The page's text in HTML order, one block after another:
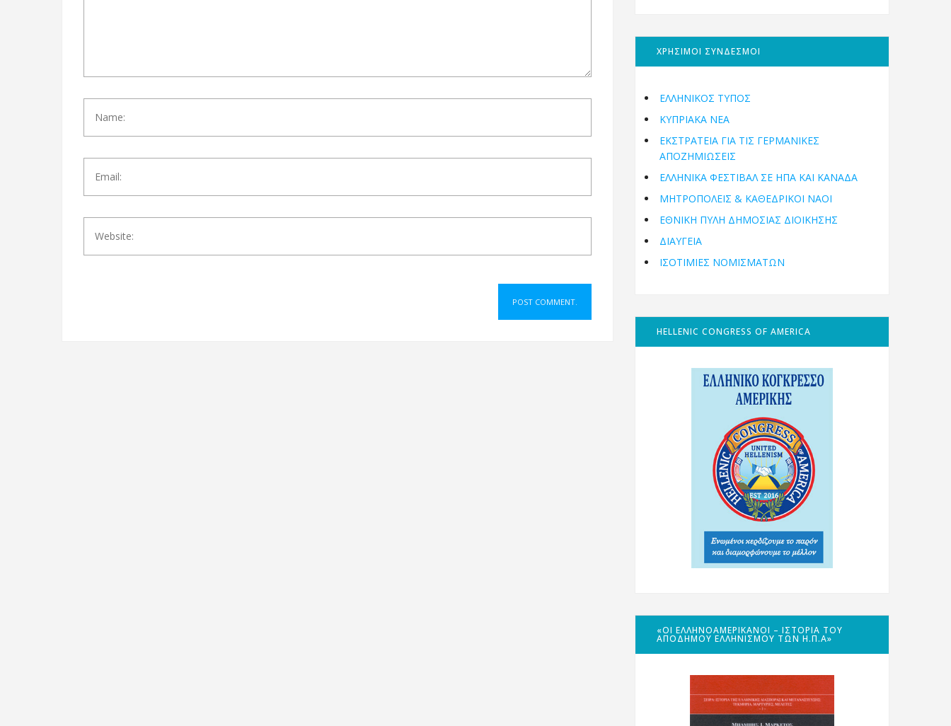
ΧΡΗΣΙΜΟΙ ΣΥΝΔΕΣΜΟΙ
ΕΛΛΗΝΙΚΟΣ ΤΥΠΟΣ
ΚΥΠΡΙΑΚΑ ΝΕΑ
ΕΚΣΤΡΑΤΕΙΑ ΓΙΑ ΤΙΣ ΓΕΡΜΑΝΙΚΕΣ
ΑΠΟΖΗΜΙΩΣΕΙΣ
ΕΛΛΗΝΙΚΆ ΦΕΣΤΙΒΆΛ ΣΕ ΗΠΑ ΚΑΙ ΚΑΝΑΔΑ
ΜΗΤΡΟΠΌΛΕΙΣ & ΚΑΘΕΔΡΙΚΟΊ ΝΑΟΊ
ΕΘΝΙΚΉ ΠΎΛΗ ΔΗΜΌΣΙΑΣ ΔΙΟΊΚΗΣΗΣ
ΔΙΑΥΓΕΙΑ
ΙΣΟΤΙΜΙΕΣ ΝΟΜΙΣΜΑΤΩΝ
HELLENIC CONGRESS OF AMERICA
«ΟΙ ΕΛΛΗΝΟΑΜΕΡΙΚΑΝΟΊ – ΙΣΤΟΡΊΑ ΤΟΥ
ΑΠΌΔΗΜΟΥ ΕΛΛΗΝΙΣΜΟΎ ΤΩΝ Η.Π.Α»